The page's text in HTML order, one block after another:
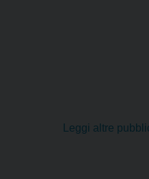
Leggi altre